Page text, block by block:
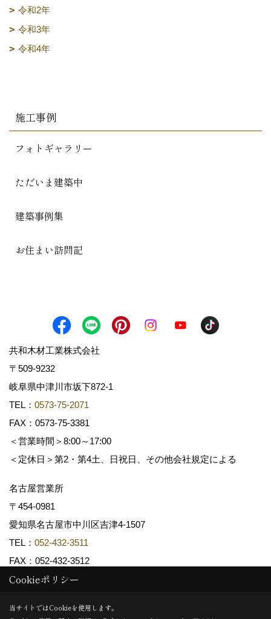
令和2年
令和3年
令和4年
施工事例
フォトギャラリー
ただいま建築中
建築事例集
お住まい訪問記
共和木材工業株式会社
〒509-9232
岐阜県中津川市坂下872‐1
TEL： 0573-75-2071
FAX：0573-75-3381
＜営業時間＞8:00～17:00
＜定休日＞第2・第4土、日祝日、その他会社規定による
名古屋営業所
〒454-0981
愛知県名古屋市中川区吉津4-1507
TEL： 052-432-3511
FAX：052-432-3512
Copyright (c) 共和木材工業株式会社. All Rights Reserved.
Cookieポリシー
当サイトではCookieを使用します。